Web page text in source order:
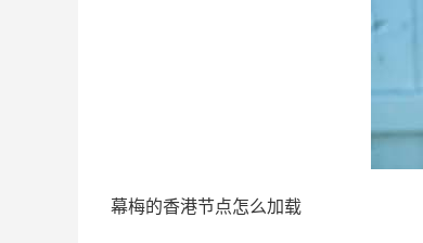
幕梅的香港节点怎么加载